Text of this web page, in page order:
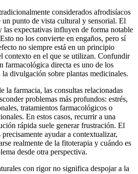
considerados afrodisíacos
un punto de vista cultural y sensorial. El
las expectativas influyen de forma notable
no los convierte en engaños, pero sí
no siempre está en un principio
contexto en el que se utilizan. Confundir
farmacológica directa es uno de los
la divulgación sobre plantas medicinales.
la farmacia, las consultas relacionadas
problemas más profundos: estrés,
tratamientos farmacológicos o
En estos casos, recurrir a una
rápida suele generar frustración. El
ayudar a contextualizar,
realmente de la fitoterapia y cuándo es
desde otra perspectiva.
con rigor no significa despojar a la